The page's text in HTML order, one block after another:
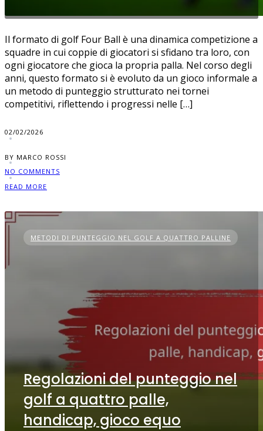
Il formato di golf Four Ball è una dinamica competizione a
squadre in cui coppie di giocatori si sfidano tra loro, con
ogni giocatore che gioca la propria palla. Nel corso degli
anni, questo formato si è evoluto da un gioco informale a
un metodo di punteggio strutturato nei tornei
competitivi, riflettendo i progressi nelle […]
02/02/2026
BY MARCO ROSSI
NO COMMENTS
READ MORE
METODI DI PUNTEGGIO NEL GOLF A QUATTRO PALLINE
Regolazioni del punteggio nel
golf a quattro palle,
handicap, gioco equo